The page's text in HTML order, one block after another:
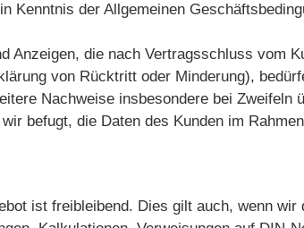
Kenntnis der Allgemeinen
Anzeigen, die nach Vertragsschluss vom
von Rücktritt oder Minderung),
Nachweise insbesondere bei Zweifeln
befugt, die Daten des Kunden im
ist freibleibend. Dies gilt auch, wenn